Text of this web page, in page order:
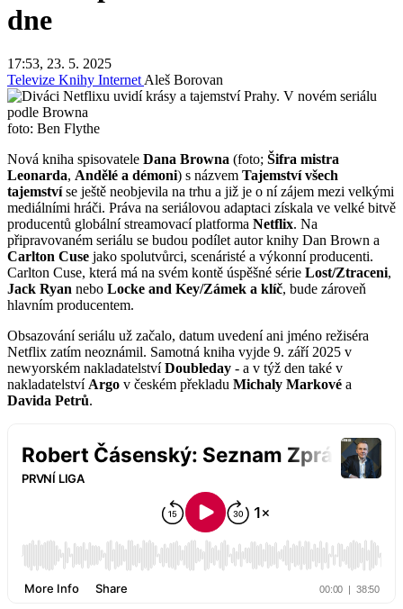
dne
17:53, 23. 5. 2025
Televize Knihy InternetAleš Borovan
foto: Ben Flythe
Nová kniha spisovatele Dana Browna (foto; Šifra mistra
Leonarda, Andělé a démoni) s názvem Tajemství všech
tajemstvíse ještě neobjevila na trhu a již je o ní zájem mezi velkými
mediálními hráči. Práva na seriálovou adaptaci získala ve velké bitvě
producentů globální streamovací platforma Netflix. Na
připravovaném seriálu se budou podílet autor knihy Dan Brown a
Carlton Cuse jako spolutvůrci, scenáristé a výkonní producenti.
Carlton Cuse, která má na svém kontě úspěšné série Lost/Ztraceni,
Jack Ryan nebo Locke and Key/Zámek a klíč, bude zároveň
hlavním producentem.
Obsazování seriálu už začalo, datum uvedení ani jméno režiséra
Netflix zatím neoznámil. Samotná kniha vyjde 9. září 2025 v
newyorském nakladatelstvíDoubleday - a v týž den také v
nakladatelstvíArgo v českém překladu Michaly Markové a
Davida Petrů.